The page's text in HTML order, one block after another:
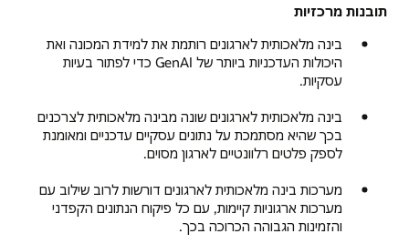
תובנות מרכזיות
בינה מלאכותית לארגונים רותמת את למידת המכונה ואת
היכולות העדכניות ביותר של GenAI כדי לפתור בעיות
עסקיות.
בינה מלאכותית לארגונים שונה מבינה מלאכותית לצרכנים
בכך שהיא מסתמכת על נתונים עסקיים עדכניים ומאומנת
לספק פלטים רלוונטיים לארגון מסוים.
מערכות בינה מלאכותית לארגונים דורשות לרוב שילוב עם
מערכות ארגוניות קיימות, עם כל פיקוח הנתונים הקפדני
והזמינות הגבוהה הכרוכה בכך.